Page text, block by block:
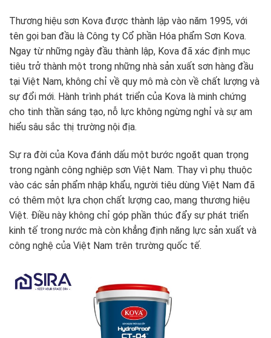
Thương hiệu sơn Kova được thành lập vào năm 1995, với
tên gọi ban đầu là Công ty Cổ phần Hóa phẩm Sơn Kova.
Ngay từ những ngày đầu thành lập, Kova đã xác định mục
tiêu trở thành một trong những nhà sản xuất sơn hàng đầu
tại Việt Nam, không chỉ về quy mô mà còn về chất lượng và
sự đổi mới. Hành trình phát triển của Kova là minh chứng
cho tinh thần sáng tạo, nỗ lực không ngừng nghỉ và sự am
hiểu sâu sắc thị trường nội địa.
Sự ra đời của Kova đánh dấu một bước ngoặt quan trọng
trong ngành công nghiệp sơn Việt Nam. Thay vì phụ thuộc
vào các sản phẩm nhập khẩu, người tiêu dùng Việt Nam đã
có thêm một lựa chọn chất lượng cao, mang thương hiệu
Việt. Điều này không chỉ góp phần thúc đẩy sự phát triển
kinh tế trong nước mà còn khẳng định năng lực sản xuất và
công nghệ của Việt Nam trên trường quốc tế.